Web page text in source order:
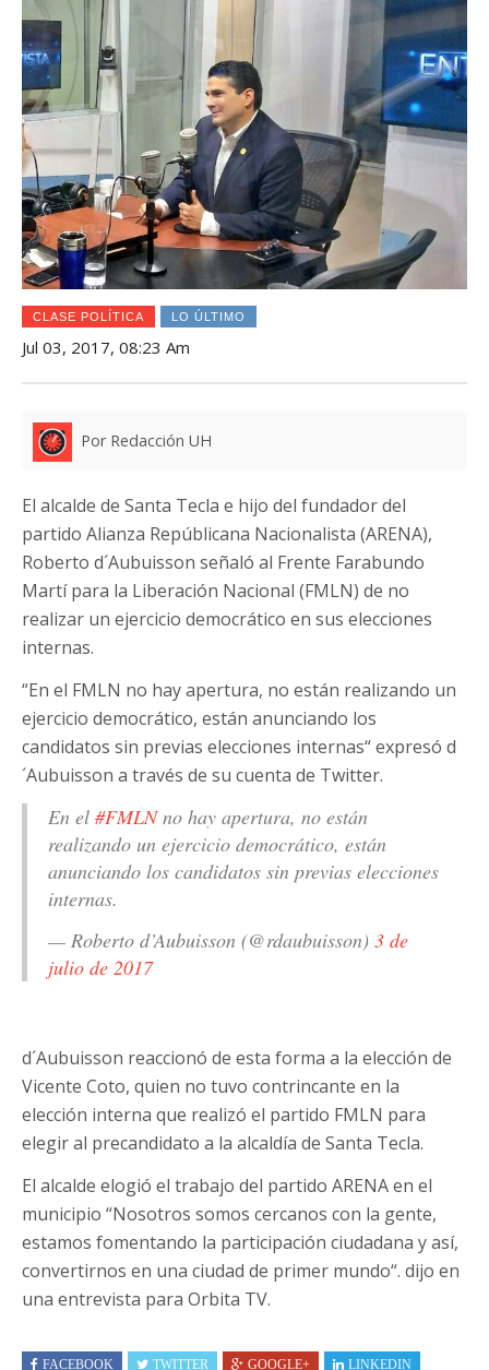
CLASE POLÍTICA LO ÚLTIMO
Jul 03, 2017, 08:23 Am
Por Redacción UH
El alcalde de Santa Tecla e hijo del fundador del
partido Alianza Repúblicana Nacionalista (ARENA),
Roberto d´Aubuisson señaló al Frente Farabundo
Martí para la Liberación Nacional (FMLN) de no
realizar un ejercicio democrático en sus elecciones
internas.
“En el FMLN no hay apertura, no están realizando un
ejercicio democrático, están anunciando los
candidatos sin previas elecciones internas“ expresó d
´Aubuisson a través de su cuenta de Twitter.
En el #FMLNno hay apertura, no están
realizando un ejercicio democrático, están
anunciando los candidatos sin previas elecciones
internas.
— Roberto d’Aubuisson (@rdaubuisson) 3 de
julio de 2017
d´Aubuisson reaccionó de esta forma a la elección de
Vicente Coto, quien no tuvo contrincante en la
elección interna que realizó el partido FMLN para
elegir al precandidato a la alcaldía de Santa Tecla.
El alcalde elogió el trabajo del partido ARENA en el
municipio “Nosotros somos cercanos con la gente,
estamos fomentando la participación ciudadana y así,
convertirnos en una ciudad de primer mundo“. dijo en
una entrevista para Orbita TV.
FACEBOOK TWITTER GOOGLE+ LINKEDIN